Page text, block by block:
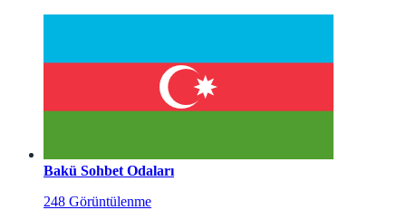
Bakü Sohbet Odaları
248 Görüntülenme